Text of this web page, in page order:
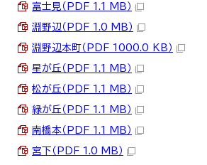
富士見（PDF 1.1 MB）
淵野辺（PDF 1.0 MB）
淵野辺本町（PDF 1000.0 KB）
星が丘（PDF 1.1 MB）
松が丘（PDF 1.1 MB）
緑が丘（PDF 1.1 MB）
南橋本（PDF 1.1 MB）
宮下（PDF 1.0 MB）